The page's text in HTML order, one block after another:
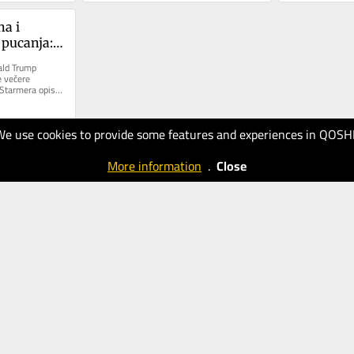
use cookies to provide some features and experiences in
More information . Close
i
Trump
opisao